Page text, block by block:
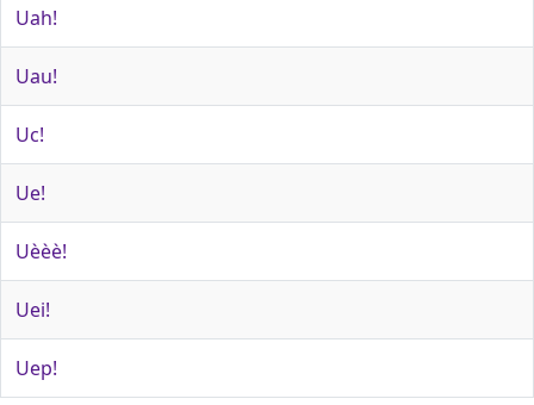
Uah!
Uau!
Uc!
Ue!
Uèèè!
Uei!
Uep!